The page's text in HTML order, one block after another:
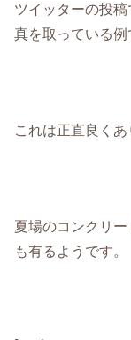
ツイッターの投
真を取っている例
これは正直良くあ
夏場のコンクリ
も有るようです。